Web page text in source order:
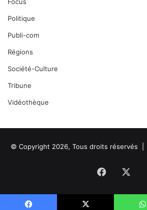
Politique
Publi-com
Régions
Société-Culture
Tribune
Vidéothèque
© Copyright 2026, Tous droits réservés |
Facebook